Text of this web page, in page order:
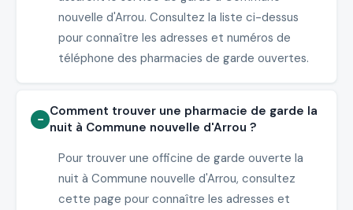
nouvelle d'Arrou. Consultez la liste ci-dessus
pour connaître les adresses et numéros de
téléphone des pharmacies de garde ouvertes.
Comment trouver une pharmacie de garde la
nuit à Commune nouvelle d'Arrou ?
Pour trouver une officine de garde ouverte la
nuit à Commune nouvelle d'Arrou, consultez
cette page pour connaître les adresses et